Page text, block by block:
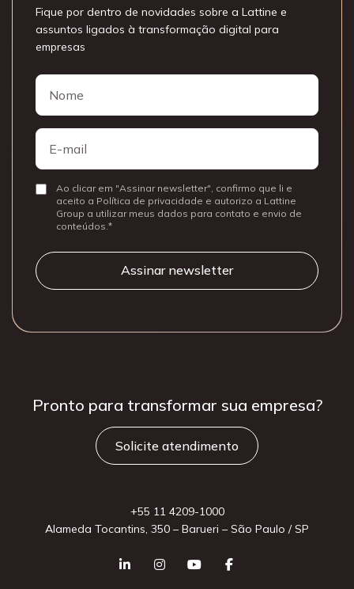
Fique por dentro de novidades sobre a Lattine e
assuntos ligados à transformação digital para
empresas
Nome
E-
mail
ConsentirAo clicar em "Assinar newsletter", confirmo que li e
aceito a Política de privacidade e autorizo a Lattine
Group a utilizar meus dados para contato e envio de
conteúdos.
Pronto para transformar sua empresa?
Solicite atendimento
+55 11 4209-1000
Alameda Tocantins, 350 – Barueri – São Paulo / SP